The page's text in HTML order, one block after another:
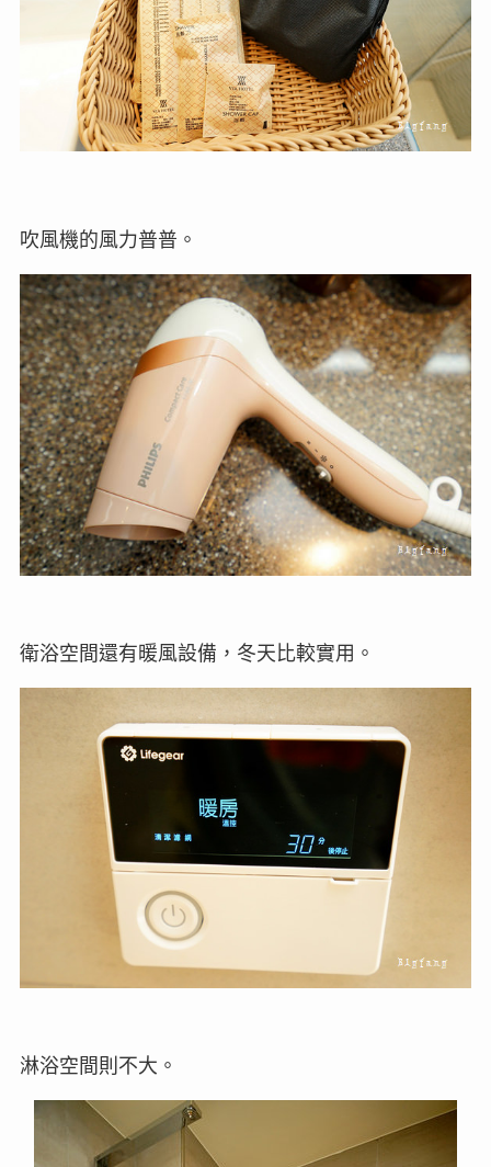
吹風機的風力普普。
衛浴空間還有暖風設備，冬天比較實用。
淋浴空間則不大。